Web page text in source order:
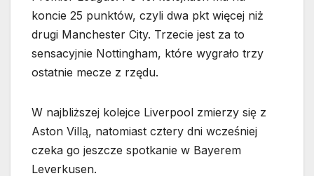
koncie 25 punktów, czyli dwa pkt więcej niż
drugi Manchester City. Trzecie jest za to
sensacyjnie Nottingham, które wygrało trzy
ostatnie mecze z rzędu.
W najbliższej kolejce Liverpool zmierzy się z
Aston Villą, natomiast cztery dni wcześniej
czeka go jeszcze spotkanie w Bayerem
Leverkusen.